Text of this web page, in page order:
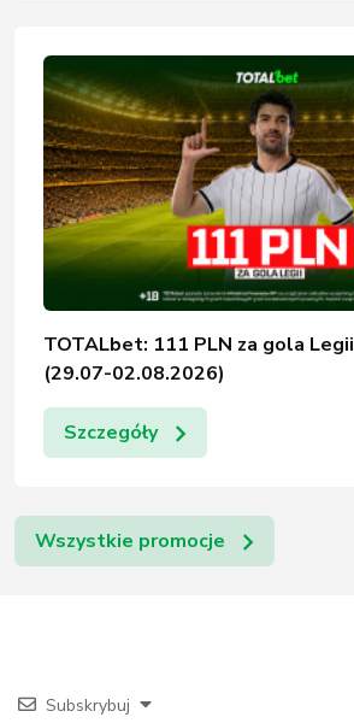
TOTALbet: 111 PLN za gola
(29.07-02.08.2026)
Szczegóły
Wszystkie promocje
Subskrybuj